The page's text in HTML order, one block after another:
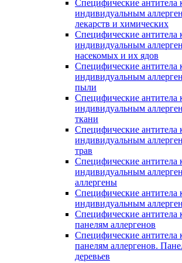
Специфические антитела
индивидуальным
лекарств и химических
Специфические антитела
индивидуальным
насекомых и их ядов
Специфические антитела
индивидуальным
пыли
Специфические антитела
индивидуальным
ткани
Специфические антитела
индивидуальным
трав
Специфические антитела
индивидуальным
аллергены
Специфические антитела
индивидуальным
Специфические антитела
панелям аллергенов
Специфические антитела
панелям аллергенов.
деревьев